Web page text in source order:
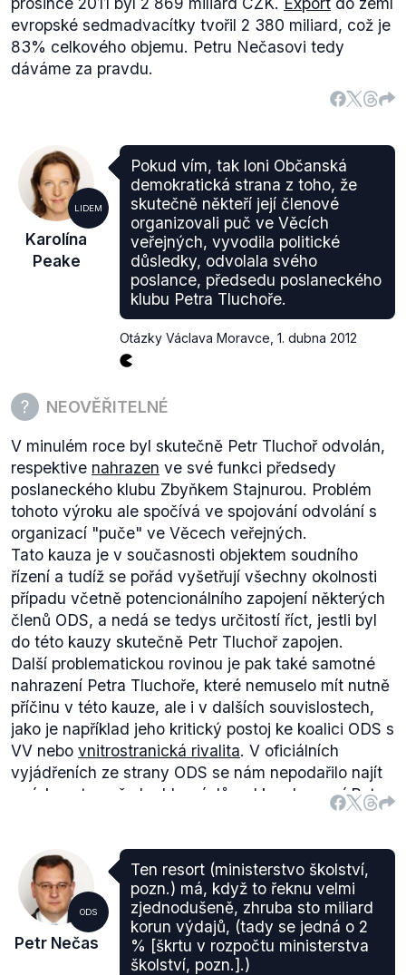
evropské sedmadvacítky tvořil 2 380 miliard, což je
83% celkového objemu. Petru Nečasovi tedy
dáváme za pravdu.
LIDEM
Karolína
Peake
Pokud vím, tak loni Občanská
demokratická strana z toho, že
skutečně někteří její členové
organizovali puč ve Věcích
veřejných, vyvodila politické
důsledky, odvolala svého
poslance, předsedu poslaneckého
klubu Petra Tluchoře.
Otázky Václava Moravce 1. dubna 2012
NEOVĚŘITELNÉ
V minulém roce byl skutečně Petr Tluchoř odvolán,
respektive nahrazen ve své funkci předsedy
poslaneckého klubu Zbyňkem Stajnurou. Problém
tohoto výroku ale spočívá ve spojování odvolání s
organizací "puče" ve Věcech veřejných.
Tato kauza je v současnosti objektem soudního
řízení a tudíž se pořád vyšetřují všechny okolnosti
případu včetně potencionálního zapojení některých
členů ODS, a nedá se tedys určitostí říct, jestli byl
do této kauzy skutečně Petr Tluchoř zapojen.
Další problematickou rovinou je pak také samotné
nahrazení Petra Tluchoře, které nemuselo mít nutně
příčinu v této kauze, ale i v dalších souvislostech,
jako je například jeho kritický postoj ke koalici ODS s
VV nebo vnitrostranická rivalita. V oficiálních
vyjádřeních ze strany ODS se nám nepodařilo najít
zmínku o tom, že by hlavní důvod k nahrazení Petra
Tluchoře měl být organizovaní tzv. puče ve VV.
z veřejných zdrojů dohledat bez toho, aniž bychom
se pustili do roviny spekulací, a proto označujeme
výrok za neověřitelný.
ODS
Petr Nečas
Ten resort (ministerstvo školství,
pozn.) má, když to řeknu velmi
zjednodušeně, zhruba sto miliard
korun výdajů, (tady se jedná o 2
% [škrtu v rozpočtu ministerstva
školství, pozn.].)